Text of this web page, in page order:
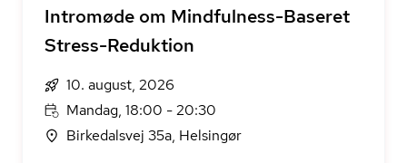
Intromøde om Mindfulness-Baseret
Stress-Reduktion
10. august, 2026
Mandag, 18:00 - 20:30
Birkedalsvej 35a, Helsingør